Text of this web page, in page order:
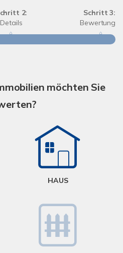
2:
Details
Schritt 3:
Bewertung
möchten Sie
HAUS